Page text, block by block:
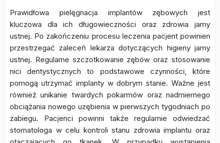
Prawidłowa pielęgnacja implantów zębowych jest
kluczowa dla ich długowieczności oraz zdrowia jamy
ustnej. Po zakończeniu procesu leczenia pacjent powinien
przestrzegać zaleceń lekarza dotyczących higieny jamy
ustnej. Regularne szczotkowanie zębów oraz stosowanie
nici dentystycznych to podstawowe czynności, które
pomogą utrzymać implanty w dobrym stanie. Ważne jest
również unikanie twardych pokarmów oraz nadmiernego
obciążania nowego uzębienia w pierwszych tygodniach po
zabiegu. Pacjenci powinni także regularnie odwiedzać
stomatologa w celu kontroli stanu zdrowia implantu oraz